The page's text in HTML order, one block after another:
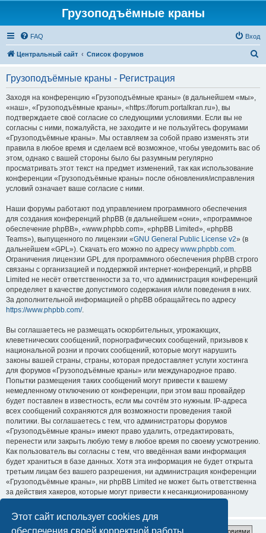
Этот сайт использует cookies для
обеспечения своей корректной работы.
Грузоподъёмные краны
FAQ Вход
Центральный сайт Список форумов
Грузоподъёмные краны - Регистрация
Заходя на конференцию «Грузоподъёмные краны» (в дальнейшем «мы»,
«наш», «Грузоподъёмные краны», «https://forum.portalkran.ru»), вы
подтверждаете своё согласие со следующими условиями. Если вы не
согласны с ними, пожалуйста, не заходите и не пользуйтесь форумами
«Грузоподъёмные краны». Мы оставляем за собой право изменять эти
правила в любое время и сделаем всё возможное, чтобы уведомить вас об
этом, однако с вашей стороны было бы разумным регулярно
просматривать этот текст на предмет изменений, так как использование
конференции «Грузоподъёмные краны» после обновления/исправления
условий означает ваше согласие с ними.
Наши форумы работают под управлением программного обеспечения
для создания конференций phpBB (в дальнейшем «они», «программное
обеспечение phpBB», «www.phpbb.com», «phpBB Limited», «phpBB
Teams»), выпущенного по лицензии «GNU General Public License v2» (в
дальнейшем «GPL»). Скачать его можно по адресу www.phpbb.com.
Ограничения лицензии GPL для программного обеспечения phpBB строго
связаны с организацией и поддержкой интернет-конференций, и phpBB
Limited не несёт ответственности за то, что администрация конференций
определяет в качестве допустимого содержания и/или поведения в них.
За дополнительной информацией о phpBB обращайтесь по адресу
https://www.phpbb.com/.
Вы соглашаетесь не размещать оскорбительных, угрожающих,
клеветнических сообщений, порнографических сообщений, призывов к
национальной розни и прочих сообщений, которые могут нарушить
законы вашей страны, страны, которая предоставляет услуги хостинга
для форумов «Грузоподъёмные краны» или международное право.
Попытки размещения таких сообщений могут привести к вашему
немедленному отключению от конференции, при этом ваш провайдер
будет поставлен в известность, если мы сочтём это нужным. IP-адреса
всех сообщений сохраняются для возможности проведения такой
политики. Вы соглашаетесь с тем, что администраторы форумов
«Грузоподъёмные краны» имеют право удалить, отредактировать,
перенести или закрыть любую тему в любое время по своему усмотрению.
Как пользователь вы согласны с тем, что введённая вами информация
будет храниться в базе данных. Хотя эта информация не будет открыта
третьим лицам без вашего разрешения, ни администрация конференции
«Грузоподъёмные краны», ни phpBB Limited не может быть ответственна
за действия хакеров, которые могут привести к несанкционированному